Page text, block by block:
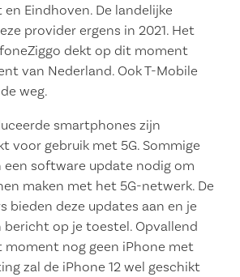
Eindhoven. De landelijke
provider ergens in 2021. Het
dekt op dit moment
van Nederland. Ook T-Mobile
weg.
smartphones zijn
voor gebruik met 5G. Sommige
software update nodig om
maken met het 5G-netwerk. De
bieden deze updates aan en je
op je toestel. Opvallend
moment nog geen iPhone met
zal de iPhone 12 wel geschikt